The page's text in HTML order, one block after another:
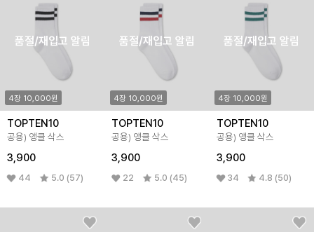
품절/재입고 알림
4장 10,000원
TOPTEN10
공용) 앵클 삭스
3,900
44 5.0 (57)
품절/재입고 알림
4장 10,000원
TOPTEN10
공용) 앵클 삭스
3,900
22 5.0 (45)
품절/재입고 알림
4장 10,000원
TOPTEN10
공용) 앵클 삭스
3,900
34 4.8 (50)